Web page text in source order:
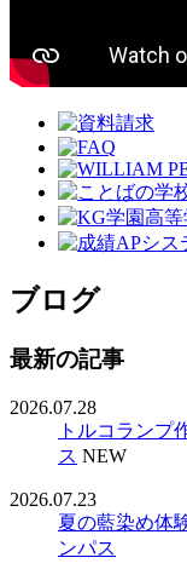
ブログ
最新の記事
2026.07.28
トルコラン
ス NEW
2026.07.23
夏の藍染め体
ンパス